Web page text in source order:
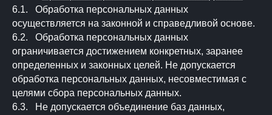
6.1. Обработка персональных данных
осуществляется на законной и справедливой основе.
6.2. Обработка персональных данных
ограничивается достижением конкретных, заранее
определенных и законных целей. Не допускается
обработка персональных данных, несовместимая с
целями сбора персональных данных.
6.3. Не допускается объединение баз данных,